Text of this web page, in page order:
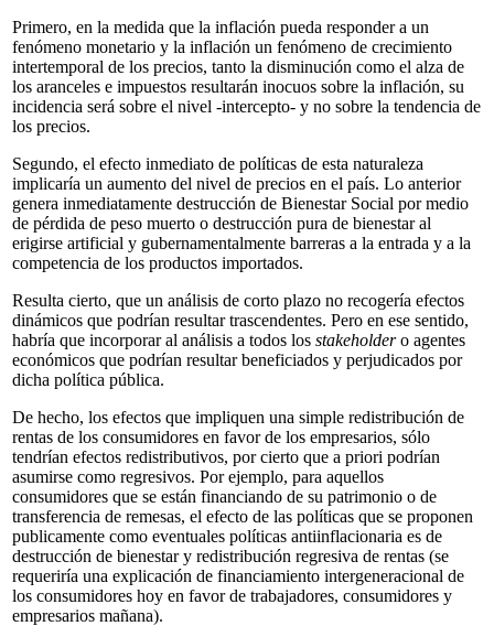
Primero, en la medida que la inflación pueda responder a un
fenómeno monetario y la inflación un fenómeno de crecimiento
intertemporal de los precios, tanto la disminución como el alza de
los aranceles e impuestos resultarán inocuos sobre la inflación, su
incidencia será sobre el nivel -intercepto- y no sobre la tendencia de
los precios.
Segundo, el efecto inmediato de políticas de esta naturaleza
implicaría un aumento del nivel de precios en el país. Lo anterior
genera inmediatamente destrucción de Bienestar Social por medio
de pérdida de peso muerto o destrucción pura de bienestar al
erigirse artificial y gubernamentalmente barreras a la entrada y a la
competencia de los productos importados.
Resulta cierto, que un análisis de corto plazo no recogería efectos
dinámicos que podrían resultar trascendentes. Pero en ese sentido,
habría que incorporar al análisis a todos los stakeholdero agentes
económicos que podrían resultar beneficiados y perjudicados por
dicha política pública.
De hecho, los efectos que impliquen una simple redistribución de
rentas de los consumidores en favor de los empresarios, sólo
tendrían efectos redistributivos, por cierto que a priori podrían
asumirse como regresivos. Por ejemplo, para aquellos
consumidores que se están financiando de su patrimonio o de
transferencia de remesas, el efecto de las políticas que se proponen
publicamente como eventuales políticas antiinflacionaria es de
destrucción de bienestar y redistribución regresiva de rentas (se
requeriría una explicación de financiamiento intergeneracional de
los consumidores hoy en favor de trabajadores, consumidores y
empresarios mañana).